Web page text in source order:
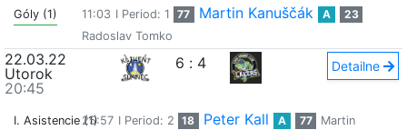
Góly (1) 11:03 I Period: 1 77 Martin Kanuščák A
23
Radoslav Tomko
22.03.22
Utorok
20:45
6 : 4 Detailne
I. Asistencie (1)25:57 I Period: 2 18 Peter Kall A 77
Martin